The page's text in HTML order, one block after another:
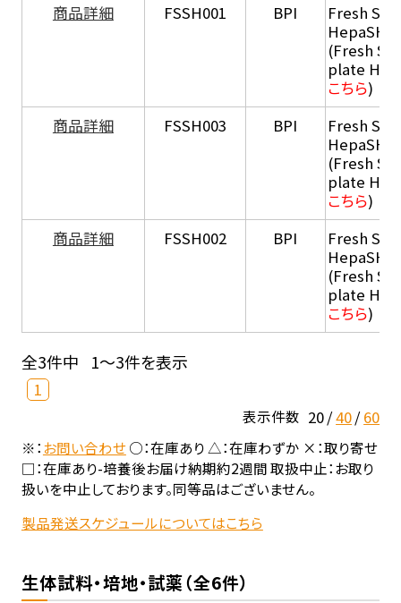
商品詳細 FSSH001 BPI
Fresh
HepaSH®
(Fresh
plate
こちら)
商品詳細
FSSH003 BPI
Fresh
HepaSH®
(Fresh
plate
こちら)
商品詳細
FSSH002 BPI
Fresh
HepaSH®
(Fresh
plate
こちら)
全3件中 1～3件を表示
1
表示件数 20 40 60
※：お問い合わせ○：在庫あり △：在庫わずか ×：取り寄せ
□：在庫あり-培養後お届け納期約2週間 取扱中止：お取り
扱いを中止しております。同等品はございません。
製品発送スケジュールについてはこちら
生体試料・培地・試薬（全6件）